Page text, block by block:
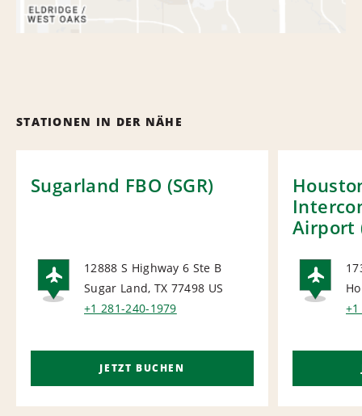
STATIONEN IN DER NÄHE
Sugarland FBO (SGR)
AIRPORT
12888 S Highway 6 Ste B
Sugar Land, TX 77498 US
+1 281-240-1979
JETZT BUCHEN
Airport